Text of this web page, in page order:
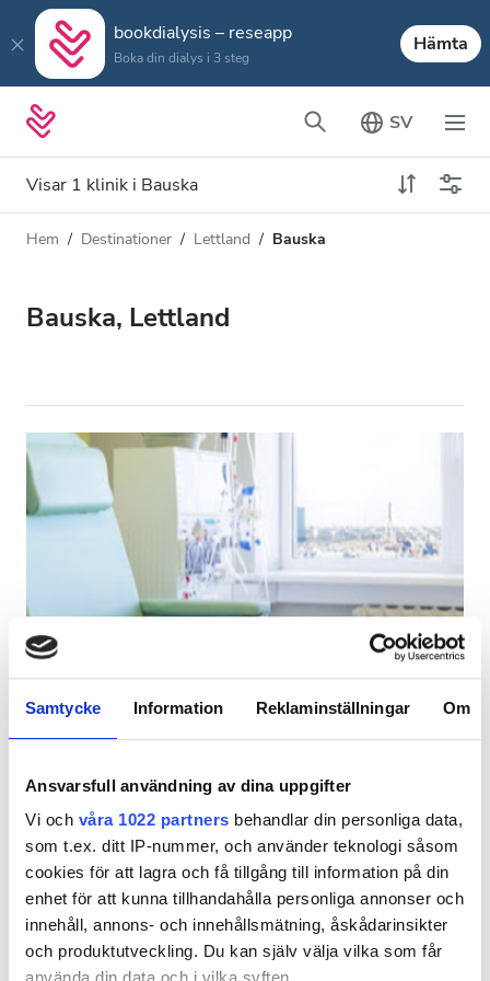
Samtycke Information Reklaminställningar Om
Ansvarsfull användning av dina uppgifter
Vi och våra 1022 partners behandlar din personliga data,
som t.ex. ditt IP-nummer, och använder teknologi såsom
cookies för att lagra och få tillgång till information på din
enhet för att kunna tillhandahålla personliga annonser och
innehåll, annons- och innehållsmätning, åskådarinsikter
och produktutveckling. Du kan själv välja vilka som får
bookdialysis – reseapp
Boka din dialys i 3 steg
Hämta
SV
Visar 1 klinik i Bauska
Dialystyp
Alla dialyser
Acceptera
Patienter med HIV
Patienter med hepatit B
Patienter med hepatit C
GHIC
Lokaler
Förfriskningar
Gratis WiFi
TV-skärmar
Gratis överföring
Avstånd
Hem Destinationer Lettland Bauska
Bauska, Lettland
Medicinas Sabiedriba Gailezers Bauska
0,07 km från stadskärnan
Per behandlingen
HD-dialys 260 €
Reservera